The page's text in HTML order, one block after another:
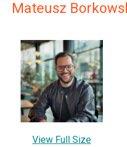
Mateusz
View Full Size